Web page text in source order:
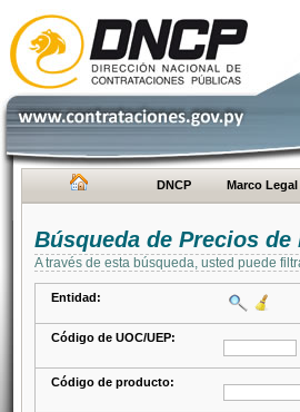
DNCP Marco Legal
Búsqueda de Precios
A través de esta búsqueda, usted puede
Entidad:
Código de UOC/UEP:
Código de producto: